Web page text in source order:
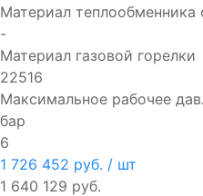
Материал теплообменника
-
Материал газовой горелки
22516
Максимальное рабочее
бар
6
1 726 452 руб. / шт
1 640 129 руб.